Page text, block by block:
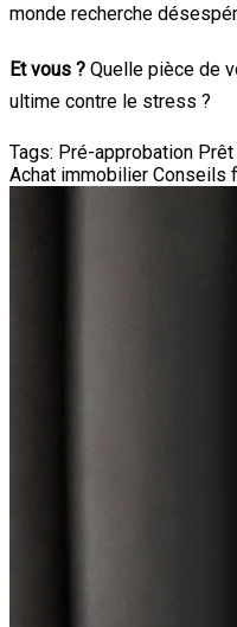
monde recherche
Et vous ? Quelle pièce de
ultime contre le stress ?
Tags: Pré-approbation
Achat immobilier Conseils